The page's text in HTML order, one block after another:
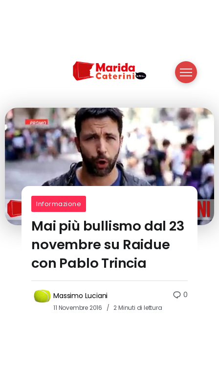
Informazione
Mai più bullismo dal 23
novembre su Raidue
con Pablo Trincia
Massimo Luciani
11 Novembre 2016 2 Minuti di lettura
0